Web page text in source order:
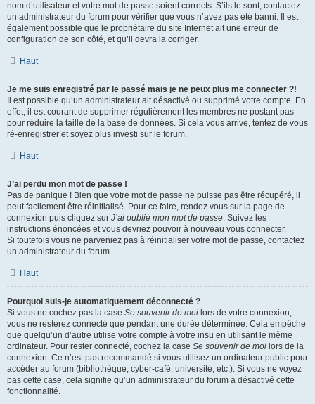
nom d’utilisateur et votre mot de passe soient corrects. S’ils le sont, contactez
un administrateur du forum pour vérifier que vous n’avez pas été banni. Il est
également possible que le propriétaire du site Internet ait une erreur de
configuration de son côté, et qu’il devra la corriger.
Haut
Je me suis enregistré par le passé mais je ne peux plus me connecter ?!
Il est possible qu’un administrateur ait désactivé ou supprimé votre compte. En
effet, il est courant de supprimer régulièrement les membres ne postant pas
pour réduire la taille de la base de données. Si cela vous arrive, tentez de vous
ré-enregistrer et soyez plus investi sur le forum.
Haut
J’ai perdu mon mot de passe !
Pas de panique ! Bien que votre mot de passe ne puisse pas être récupéré, il
peut facilement être réinitialisé. Pour ce faire, rendez vous sur la page de
connexion puis cliquez sur J’ai oublié mon mot de passe. Suivez les
instructions énoncées et vous devriez pouvoir à nouveau vous connecter.
Si toutefois vous ne parveniez pas à réinitialiser votre mot de passe, contactez
un administrateur du forum.
Haut
Pourquoi suis-je automatiquement déconnecté ?
Si vous ne cochez pas la case Se souvenir de moi lors de votre connexion,
vous ne resterez connecté que pendant une durée déterminée. Cela empêche
que quelqu’un d’autre utilise votre compte à votre insu en utilisant le même
ordinateur. Pour rester connecté, cochez la case Se souvenir de moi lors de la
connexion. Ce n’est pas recommandé si vous utilisez un ordinateur public pour
accéder au forum (bibliothèque, cyber-café, université, etc.). Si vous ne voyez
pas cette case, cela signifie qu’un administrateur du forum a désactivé cette
fonctionnalité.